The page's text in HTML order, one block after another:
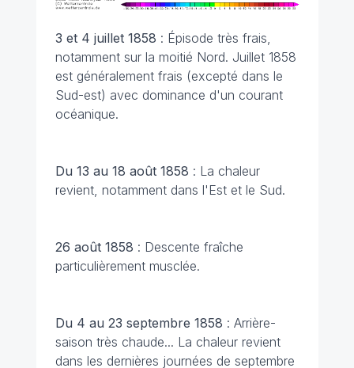
3 et 4 juillet 1858 : Épisode très frais,
notamment sur la moitié Nord. Juillet 1858
est généralement frais (excepté dans le
Sud-est) avec dominance d'un courant
océanique.
Du 13 au 18 août 1858 : La chaleur
revient, notamment dans l'Est et le Sud.
26 août 1858 : Descente fraîche
particulièrement musclée.
Du 4 au 23 septembre 1858 : Arrière-
saison très chaude... La chaleur revient
dans les dernières journées de septembre